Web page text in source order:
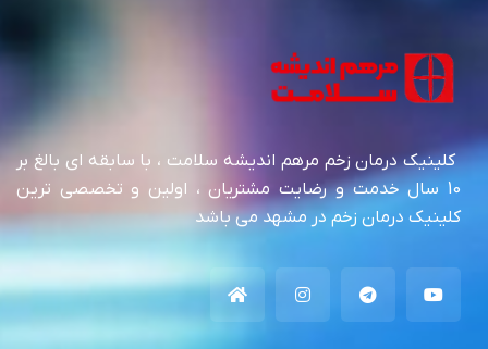
کلینیک درمان زخم مرهم اندیشه سلامت ، با سابقه ای بالغ بر
10 سال خدمت و رضایت مشتریان ، اولین و تخصصی ترین
کلینیک درمان زخم در مشهد می باشد